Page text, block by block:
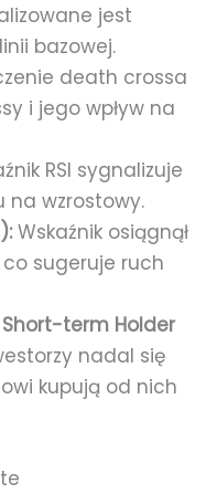
jest
bazowej.
death crossa
i jego wpływ na
RSI sygnalizuje
wzrostowy.
Wskaźnik osiągnął
sugeruje ruch
term Holder
nadal się
kupują od nich